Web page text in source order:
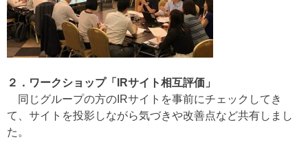
２．ワークショップ「IRサイト相互評価」
同じグループの方のIRサイトを事前にチェックしてき
て、サイトを投影しながら気づきや改善点など共有しまし
た。